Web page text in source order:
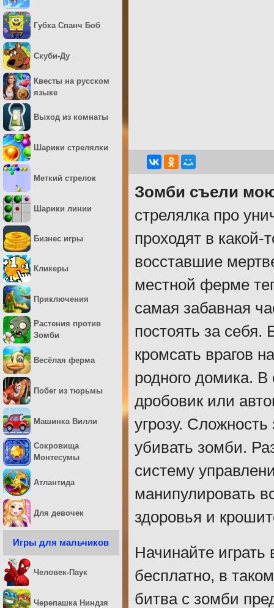
Зомби съели
стрелялка про
проходят в какой-
восставшие
местной ферме
самая забавная
постоять за себя.
кромсать врагов
родного домика.
дробовик или
угрозу.
убивать зомби.
систему
манипулировать
здоровья и
Начинайте
бесплатно, в
битва с зомби
Губка Спанч Боб
Скуби-Ду
Квесты на русском
языке
Выход из комнаты
Шарики стрелялки
Меткий стрелок
Шарики линии
Бизнес игры
Кликеры
Приключения
Растения против
Зомби
Весёлая ферма
Побег из тюрьмы
Машинка Вилли
Сокровища
Монтесумы
Атлантида
Для девочек
Игры для мальчиков
Человек-Паук
Черепашка Ниндзя